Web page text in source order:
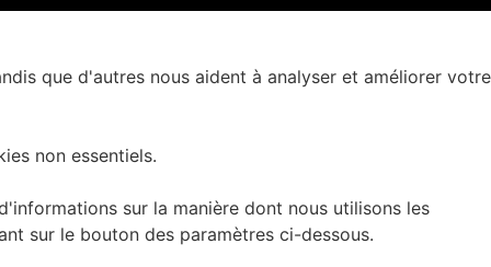
que d'autres nous aident à analyser et améliorer votre
non essentiels.
sur la manière dont nous utilisons les
sur le bouton des paramètres ci-dessous.